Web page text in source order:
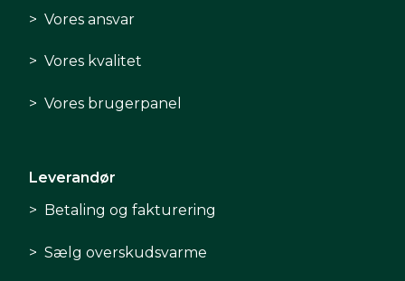
Vores ansvar
Vores kvalitet
Vores brugerpanel
Leverandør
Betaling og fakturering
Sælg overskudsvarme